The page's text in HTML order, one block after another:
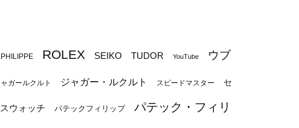
ROLEX SEIKO TUDOR YouTube ウブ
ガールクルト ジャガー・ルクルト スピードマスター セ
スウォッチ パテックフィリップ パテック・フィリ